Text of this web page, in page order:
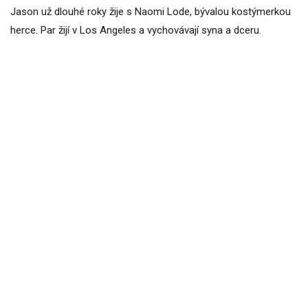
Jason už dlouhé roky žije s Naomi Lode, bývalou kostýmerkou
herce. Par žijí v Los Angeles a vychovávají syna a dceru.